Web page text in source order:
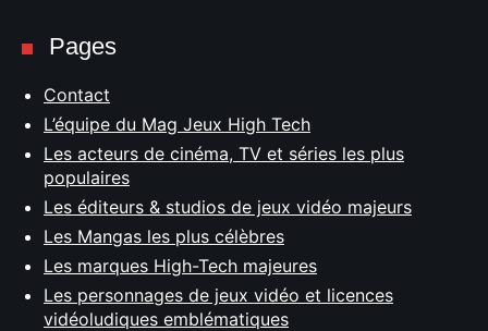
Pages
Contact
L’équipe du Mag Jeux High Tech
Les acteurs de cinéma, TV et séries les plus
populaires
Les éditeurs & studios de jeux vidéo majeurs
Les Mangas les plus célèbres
Les marques High-Tech majeures
Les personnages de jeux vidéo et licences
vidéoludiques emblématiques